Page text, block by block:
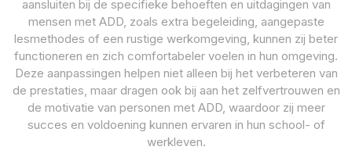
aansluiten bij de specifieke behoeften en uitdagingen van
mensen met ADD, zoals extra begeleiding, aangepaste
lesmethodes of een rustige werkomgeving, kunnen zij beter
functioneren en zich comfortabeler voelen in hun omgeving.
Deze aanpassingen helpen niet alleen bij het verbeteren van
de prestaties, maar dragen ook bij aan het zelfvertrouwen en
de motivatie van personen met ADD, waardoor zij meer
succes en voldoening kunnen ervaren in hun school- of
werkleven.